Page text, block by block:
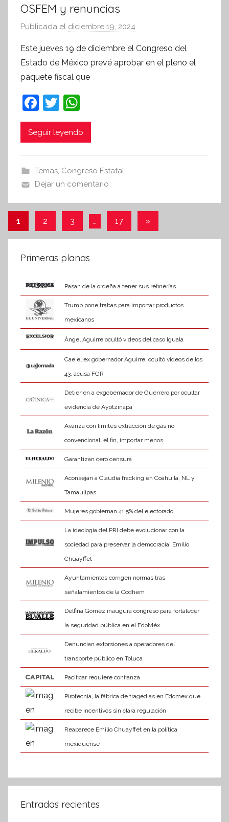
OSFEM y renuncias
Publicada el diciembre 19, 2024
r
S
o
m
a
Este jueves 19 de diciembre el Congreso del
Estado de México prevé aprobar en el pleno el
paquete fiscal que
F
a
c
b
o
o
k
T
w
itt
h
at
A
p
p
Seguir leyendo
Temas, Congreso Estatal
Dejar un comentario
Paginación
de
entradas
1 2 3 … 17
Entradas
»
Primeras planas
Pasan de la ordeña a tener sus refinerías
Trump pone trabas para importar productos
mexicanos
Ángel Aguirre ocultó videos del caso Iguala
Cae el ex gobernador Aguirre; ocultó videos de los
43, acusa FGR
Detienen a exgobernador de Guerrero por ocultar
evidencia de Ayotzinapa
Avanza con límites extracción de gas no
convencional; el fin, importar menos
Garantizan cero censura
Aconsejan a Claudia fracking en Coahuila, NL y
Tamaulipas
Mujeres gobiernan 41.5% del electorado
La ideología del PRI debe evolucionar con la
sociedad para preservar la democracia: Emilio
Chuayffet
Ayuntamientos corrigen normas tras
señalamientos de la Codhem
Delfina Gómez inaugura congreso para fortalecer
la seguridad pública en el EdoMéx
Denuncian extorsiones a operadores del
transporte público en Toluca
Pacificar requiere confianza
Pirotecnia, la fábrica de tragedias en Edomex que
recibe incentivos sin clara regulación
Reaparece Emilio Chuayffet en la política
mexiquense
Entradas recientes